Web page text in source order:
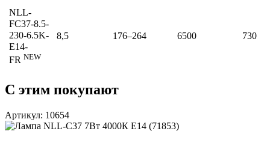
NLL-
FC37-8.5-
230-6.5K-
E14-
FR NEW
8,5 176–264 6500 730
С этим покупают
Артикул: 10654